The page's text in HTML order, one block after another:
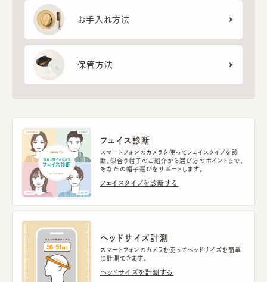
お手入れ方法
保管方法
フェイス診断
スマートフォンのカメラを使ってフェイスタイプを診
断。似合う帽子のご紹介から選び方のポイントまで、
あなたの帽子選びをサポートします。
フェイスタイプを診断する
ヘッドサイズ計測
スマートフォンのカメラを使ってヘッドサイズを簡単
に計測できます。
ヘッドサイズを計測する